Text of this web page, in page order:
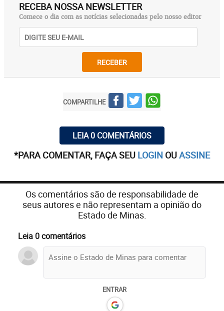
RECEBA NOSSA NEWSLETTER
Comece o dia com as notícias selecionadas pelo nosso editor
RECEBER
COMPARTILHE
LEIA 0 COMENTÁRIOS
*PARA COMENTAR, FAÇA SEU LOGIN OUASSINE
Os comentários são de responsabilidade de
seus autores e não representam a opinião do
Estado de Minas.
Leia 0 comentários
ENTRAR